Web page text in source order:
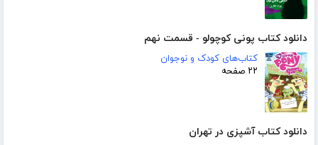
دانلود کتاب پونی کوچولو - قسمت نهم
کتاب‌های کودک و نوجوان
۲۲ صفحه
دانلود کتاب آشپزی در تهران